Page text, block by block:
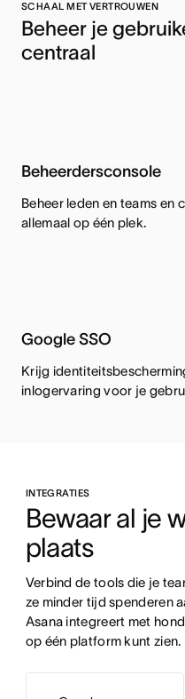
SCHAAL MET VERTROUWEN
Beheer je
centraal
Beheerdersconsole
Beheer leden en teams en
allemaal op één plek.
Google SSO
Krijg
inlogervaring voor je
INTEGRATIES
Bewaar al je
plaats
Verbind de tools die je
ze minder tijd spenderen
Asana integreert met
op één platform kunt zien.